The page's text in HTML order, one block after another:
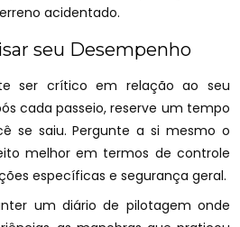
acidentado.
seu Desempenho
ser crítico em relação ao seu
cada passeio, reserve um tempo
se saiu. Pergunte a si mesmo o
melhor em termos de controle
específicas e segurança geral.
um diário de pilotagem onde